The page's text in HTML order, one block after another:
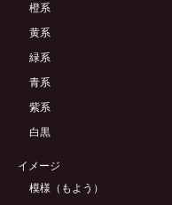
橙系
黄系
緑系
青系
紫系
白黒
イメージ
模様（もよう）